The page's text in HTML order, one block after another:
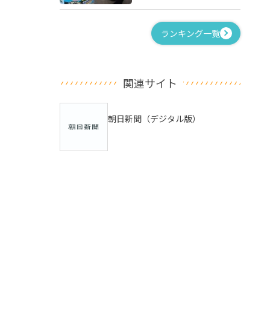
ランキング一覧
関連サイト
朝日新聞（デジタル版）